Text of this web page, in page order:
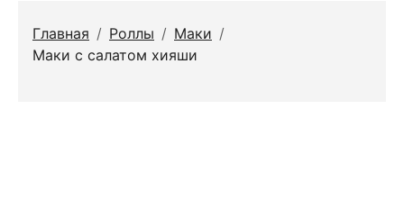
Главная / Роллы / Маки /
Маки с салатом хияши